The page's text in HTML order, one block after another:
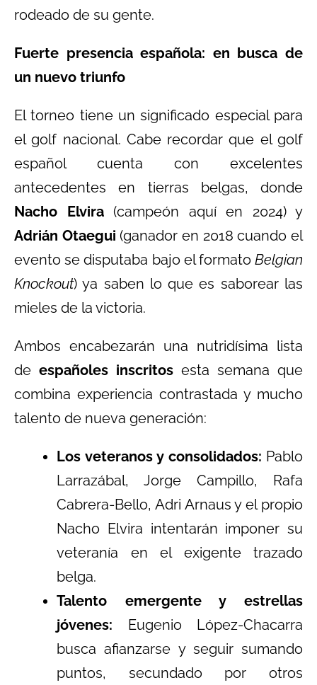
rodeado de su gente.
Fuerte presencia española: en busca de
un nuevo triunfo
El torneo tiene un significado especial para
el golf nacional. Cabe recordar que el golf
español cuenta con excelentes
antecedentes en tierras belgas, donde
Nacho Elvira(campeón aquí en 2024) y
Adrián Otaegui (ganador en 2018 cuando el
evento se disputaba bajo el formato Belgian
Knockout) ya saben lo que es saborear las
mieles de la victoria.
Ambos encabezarán una nutridísima lista
de españoles inscritos esta semana que
combina experiencia contrastada y mucho
talento de nueva generación:
Los veteranos y consolidados: Pablo
Larrazábal, Jorge Campillo, Rafa
Cabrera-Bello, Adri Arnaus y el propio
Nacho Elvira intentarán imponer su
veteranía en el exigente trazado
belga.
Talento emergente y estrellas
jóvenes: Eugenio López-Chacarra
busca afianzarse y seguir sumando
puntos, secundado por otros